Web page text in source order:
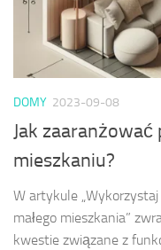
DOMY 2023-09-08
Jak zaaranżować
mieszkaniu?
W artykule
małego mieszkania”
kwestie związane z